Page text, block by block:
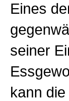
Eines
seiner
kann